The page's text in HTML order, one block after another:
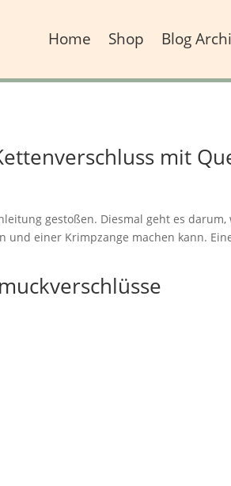
Home Shop Blog
mit
gestoßen. Diesmal geht es
und einer Krimpzange machen kann.